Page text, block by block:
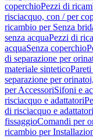
coperchioPezzi di
risciacquo, con / per
ricambio per Senza
senza acquaPezzi di
acquaSenza coperchio
di separazione per
materiale sintetico
separazione per
per AccessoriSifoni e
risciacquo e adattatori
di risciacquo e adattatori
fissaggioComandi per
ricambio per